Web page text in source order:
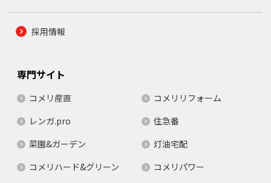
採用情報
専門サイト
コメリ産直
コメリリフォーム
レンガ.pro
住急番
菜園&ガーデン
灯油宅配
コメリハード&グリーン
コメリパワー